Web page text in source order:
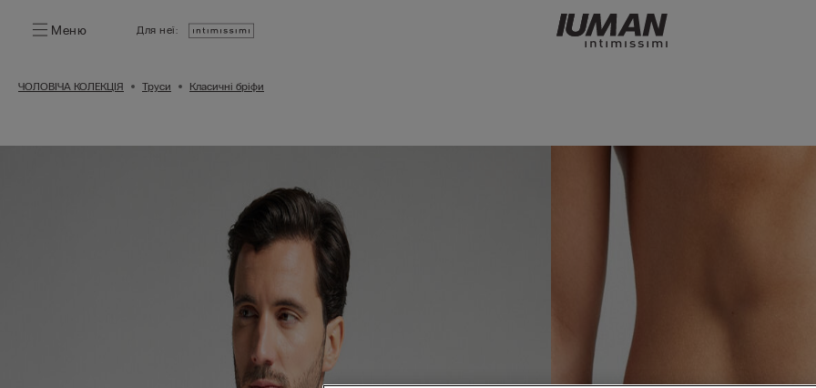
Меню Для неї:
ЧОЛОВІЧА КОЛЕКЦІЯ Труси Класичні бріфи